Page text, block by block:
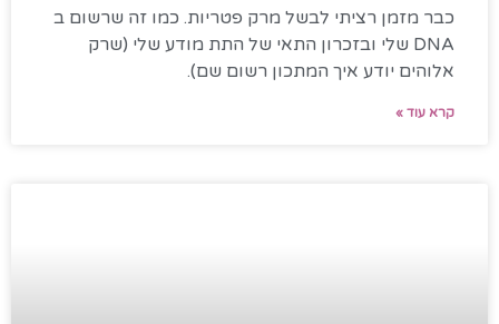
כבר מזמן רציתי לבשל מרק פטריות. כמו זה שרשום ב
DNA שלי ובזכרון התאי של התת מודע שלי (שרק
אלוהים יודע איך המתכון רשום שם).
קרא עוד »